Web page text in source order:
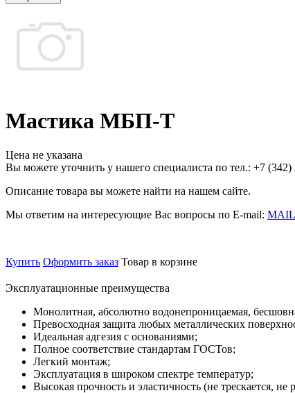
Мастика МБП-Т
Цена не указана
Вы можете уточнить у нашего специалиста по тел.: +7 (342)
Описание товара вы можете найти на нашем сайте.
Мы ответим на интересующие Вас вопросы по E-mail:
Купить Оформить заказ Товар в корзине
Эксплуатационные преимущества
Монолитная, абсолютно водонепроницаемая,
Превосходная защита любых металлических
Идеальная адгезия с основаниями;
Полное соответствие стандартам ГОСТов;
Легкий монтаж;
Эксплуатация в широком спектре температур;
Высокая прочность и эластичность (не трескается, не